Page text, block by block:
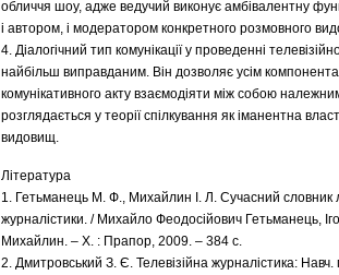
обличчя шоу, адже ведучий виконує амбівалентну
і автором, і модератором конкретного розмовного
4. Діалогічний тип комунікації у проведенні
найбільш виправданим. Він дозволяє усім
комунікативного акту взаємодіяти між собою
розглядається у теорії спілкування як іманентна
видовищ.
Література
1. Гетьманець М. Ф., Михайлин І. Л. Сучасний словник
журналістики. / Михайло Феодосійович Гетьманець,
Михайлин. – Х. : Прапор, 2009. – 384 с.
2. Дмитровський З. Є. Телевізійна журналістика: Навч.